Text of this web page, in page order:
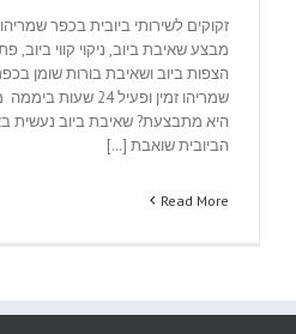
זקוקים לשירותי ביובית בכפר
מבצע שאיבת ביוב, ניקוי קווי
הצפות ביוב ושאיבת בורות שומן
שמריהו זמין ופעיל
היא מתבצעת? שאיבת ביוב נעשית
הביובית שואבת [...]
Read More